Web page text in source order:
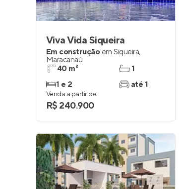
Viva Vida Siqueira
Em construção em Siqueira,
Maracanaú
40 m²
1 e 2
1
até 1
Venda a partir de
R$ 240.900